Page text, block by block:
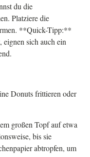
du die
Platziere die
**Quick-Tipp:**
sich auch ein
Donuts frittieren oder
großen Topf auf etwa
bis sie
abtropfen, um